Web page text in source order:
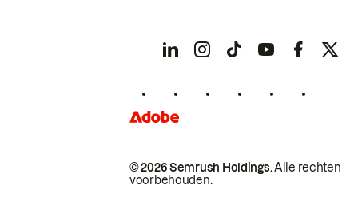
© 2026 Semrush Holdings.Alle rechten
voorbehouden.